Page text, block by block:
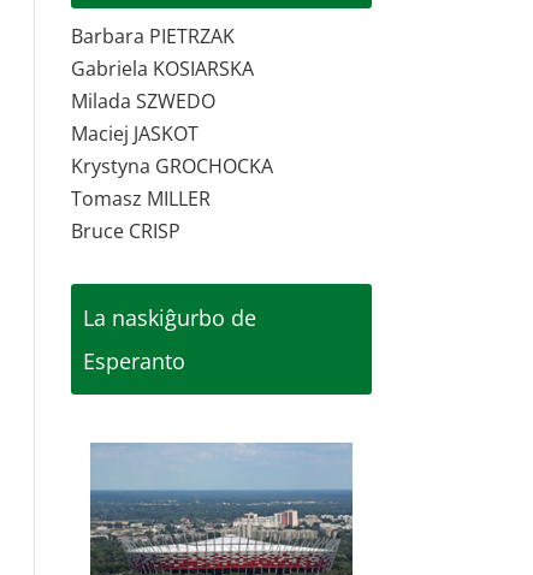
Barbara PIETRZAK
Gabriela KOSIARSKA
Milada SZWEDO
Maciej JASKOT
Krystyna GROCHOCKA
Tomasz MILLER
Bruce CRISP
La naskiĝurbo de
Esperanto